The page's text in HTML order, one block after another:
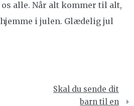
alle. Når alt kommer til alt,
i julen. Glædelig jul
Skal du sende dit
barn til en